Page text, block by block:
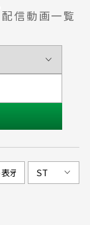
配信動画一覧